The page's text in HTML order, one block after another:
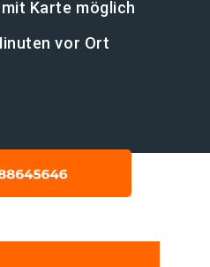
Karte möglich
vor Ort